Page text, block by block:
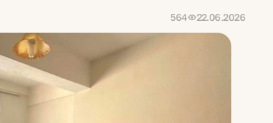
564 22.06.2026